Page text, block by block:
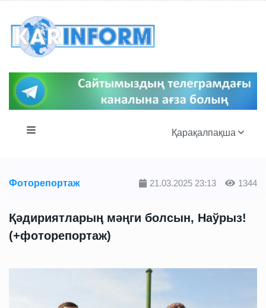
Қарақалпақша
Фоторепортаж 21.03.2025 23:13 1344
Қәдириятларың мәңги болсын, Наўрыз!
(+фоторепортаж)